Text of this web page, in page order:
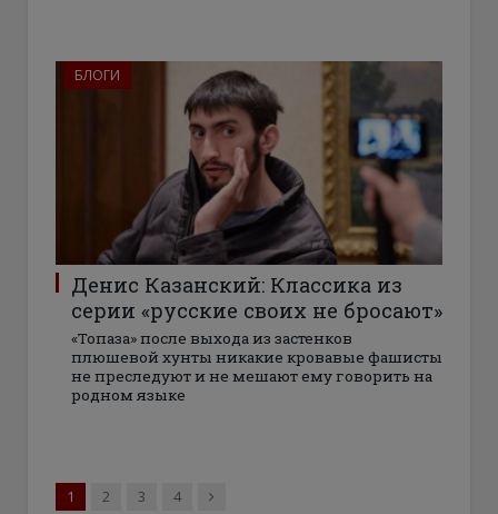
БЛОГИ
Денис Казанский: Классика из
серии «русские своих не бросают»
«Топаза» после выхода из застенков
плюшевой хунты никакие кровавые фашисты
не преследуют и не мешают ему говорить на
родном языке
1 2 3 4 Next